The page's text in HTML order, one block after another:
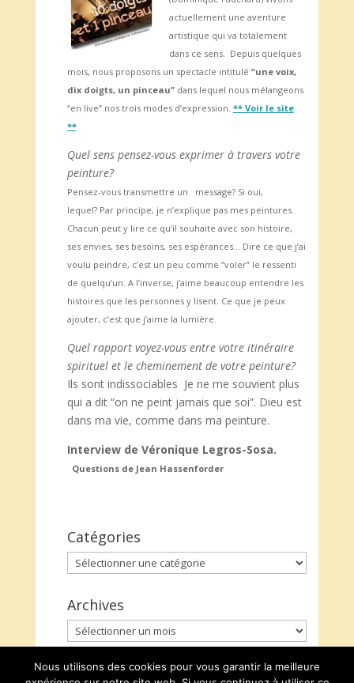
actuellement une aventure
artistique qui va totalement
dans ce sens. Depuis quelques
mois, nous proposons un spectacle intitulé “une voix,
dix doigts, un pinceau” dans lequel nous mélangeons
“en live” nos trois modes d’expression. ** Voir le site
**
Quel sens pensez-vous exprimer à travers votre
peinture?
Pensez-vous transmettre un message? Si oui,
lequel? Par principe, je n’explique pas mes peintures.
Chacun peut y lire ce qu’il souhaite avec son histoire,
ses envies, ses besoins, ses espérances… Dire ce que j’ai
voulu peindre, c’est un peu comme “voler” le ressenti
de quelqu’un. A l’inverse, j’aime beaucoup entendre les
histoires que les personnes y lisent. Ce que je peux
ajouter, c’est que j’aime la lumière.
Quel rapport voyez-vous entre votre itinéraire
spirituel et le cheminement de votre peinture?
Ils sont indissociables Je ne me souvient plus
qui a dit “on ne peint jamais que soi”. Dieu est
dans ma vie, comme dans ma peinture.
Interview de Véronique Legros-Sosa.
Questions de Jean Hassenforder
Catégories
Catégories
Archives
Archives
Nous utilisons des cookies pour vous garantir la meilleure